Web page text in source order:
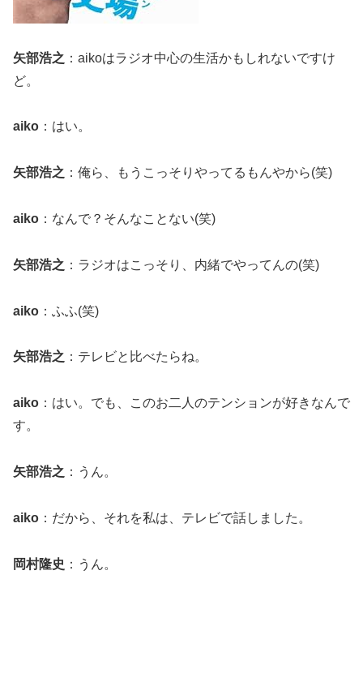
矢部浩之 ：aikoはラジオ中心の生活かもしれないですけ
ど。
aiko ：はい。
矢部浩之 ：俺ら、もうこっそりやってるもんやから(笑)
aiko ：なんで？そんなことない(笑)
矢部浩之 ：ラジオはこっそり、内緒でやってんの(笑)
aiko ：ふふ(笑)
矢部浩之 ：テレビと比べたらね。
aiko ：はい。でも、このお二人のテンションが好きなんで
す。
矢部浩之 ：うん。
aiko ：だから、それを私は、テレビで話しました。
岡村隆史 ：うん。